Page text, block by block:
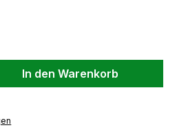
Gib den
In den Warenkorb